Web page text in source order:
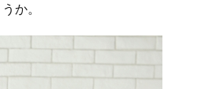
か。